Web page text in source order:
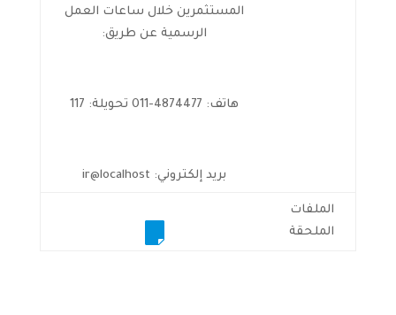
المستثمرين خلال ساعات العمل
الرسمية عن طريق:
هاتف: 4874477-011 تحويلة: 117
بريد إلكتروني: ir@localhost
الملفات
الملحقة